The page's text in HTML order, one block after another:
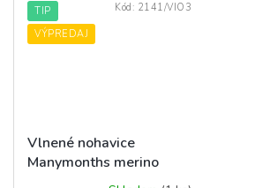
TIP
VÝPREDAJ
Vlnené nohavice
Manymonths merino
Kód: 2141/VIO3